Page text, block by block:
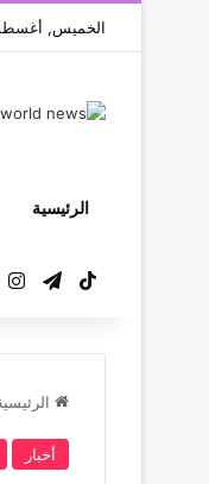
الخميس, أغسطس 6
الرئيسية
‫YouTubeانستقرام
تيلقرام
أخبار